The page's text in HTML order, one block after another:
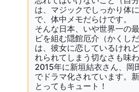
は、マジックでしっかり体
で、体中メモだらけです。
そんな日本、いや世界一の
ビを組む隠館厄介（かくし
は、彼女に恋しているけれ
れられてしまう切なさも味わ
2015年に新垣結衣さん、岡
でドラマ化されています。
とってもキュート！